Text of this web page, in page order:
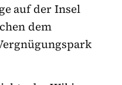
auf der Insel
dem